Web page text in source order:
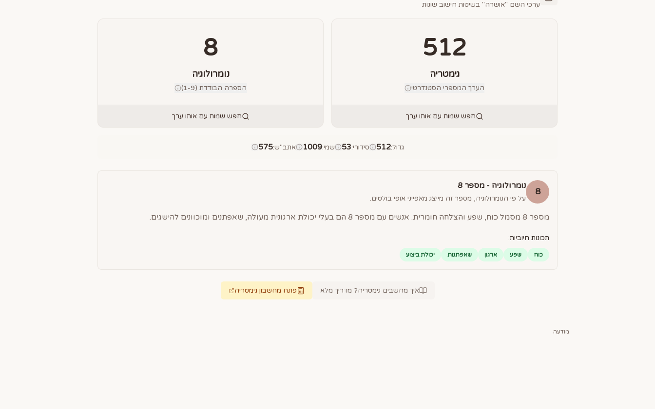
ערכי השם "אושרה" בשיטות חישוב שונות
512
גימטריה
הערך המספרי הסטנדרטי
חפש שמות עם אותו ערך
8
נומרולוגיה
הספרה הבודדת (1-9)
חפש שמות עם אותו ערך
גדול:
512 סידורי:
53 שמי:
1009 אתב"ש:
575
8
נומרולוגיה - מספר 8
על פי הנומרולוגיה, מספר זה מייצג מאפייני אופי בולטים.
מספר 8 מסמל כוח, שפע והצלחה חומרית. אנשים עם מספר 8 הם בעלי יכולת ארגונית מעולה, שאפתנים ומוכוונים להישגים.
תכונות חיוביות:
כוח שפע ארגון שאפתנות יכולת ביצוע
איך מחשבים גימטריה? מדריך מלא פתח מחשבון גימטריה
מודעה